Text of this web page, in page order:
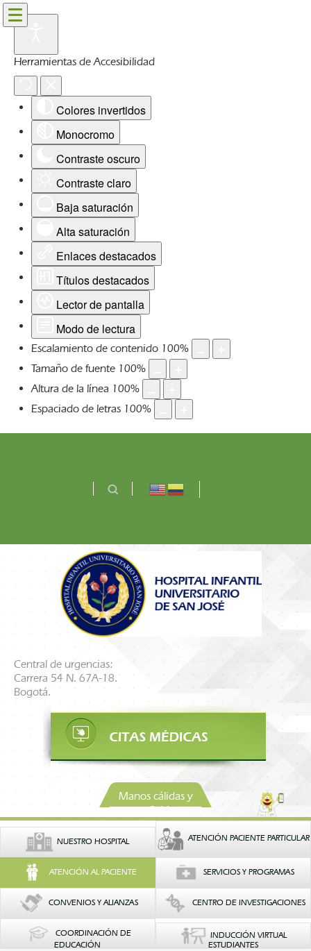
Herramientas de Accesibilidad
Colores invertidos
Monocromo
Contraste oscuro
Contraste claro
Baja saturación
Alta saturación
Enlaces destacados
Títulos destacados
Lector de pantalla
Modo de lectura
Escalamiento de contenido 100%
Tamaño de fuente 100%
Altura de la línea 100%
Espaciado de letras 100%
Central de urgencias:
Carrera 54 N. 67A-18.
Bogotá.
Manos cálidas y
confiables
NUESTRO HOSPITAL ATENCIÓN PACIENTE PARTICULAR
ATENCIÓN AL PACIENTE SERVICIOS Y PROGRAMAS
CONVENIOS Y ALIANZAS CENTRO DE INVESTIGACIONES
COORDINACIÓN DE
EDUCACIÓN
INDUCCIÓN VIRTUAL
ESTUDIANTES